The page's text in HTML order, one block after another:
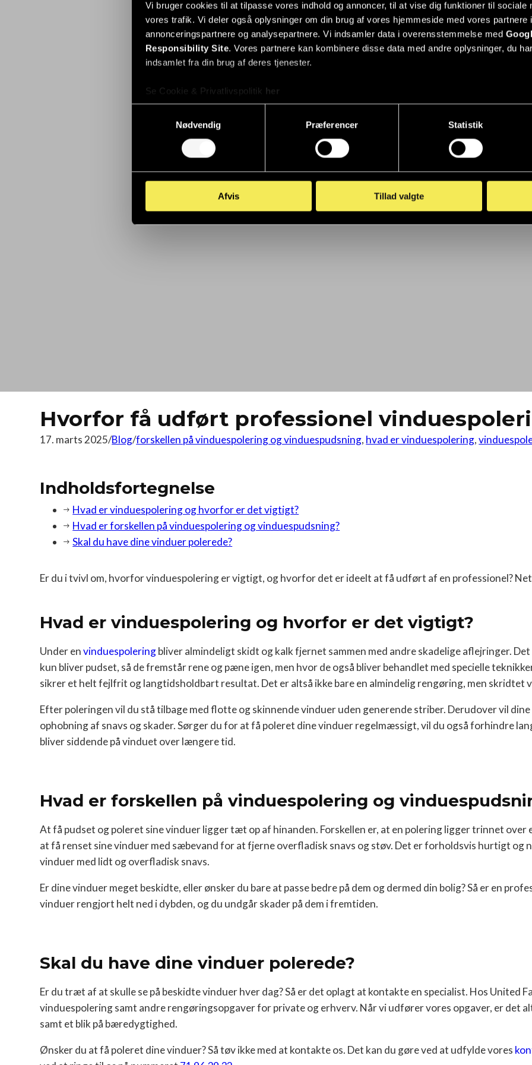
Vi bruger cookies til at tilpasse vores indhold og annoncer, til at vise dig funktioner til sociale
vores trafik. Vi deler også oplysninger om din brug af vores hjemmeside med vores partnere
annonceringspartnere og analysepartnere. Vi indsamler data i overensstemmelse med
Responsibility Site. Vores partnere kan kombinere disse data med andre oplysninger, du
indsamlet fra din brug af deres tjenester.
Se Cookie & Privatlivspolitik her
Nødvendig
Præferencer Statistik
Afvis Tillad valgte
Hvorfor få udført professionel
17. marts 2025/Blog/forskellen på vinduespolering og vinduespudsning, hvad er vinduespolering,
Indholdsfortegnelse
Hvad er vinduespolering og hvorfor er det vigtigt?
Hvad er forskellen på vinduespolering og vinduespudsning?
Skal du have dine vinduer polerede?
Er du i tvivl om, hvorfor vinduespolering er vigtigt, og hvorfor det er ideelt at få udført af en professionel?
Hvad er vinduespolering og hvorfor er det vigtigt?
Under envinduespoleringbliver almindeligt skidt og kalk fjernet sammen med andre skadelige aflejringer.
kun bliver pudset, så de fremstår rene og pæne igen, men hvor de også bliver behandlet med specielle
sikrer et helt fejlfrit og langtidsholdbart resultat. Det er altså ikke bare en almindelig rengøring, men skridtet
Efter poleringen vil du stå tilbage med flotte og skinnende vinduer uden generende striber. Derudover vil
ophobning af snavs og skader. Sørger du for at få poleret dine vinduer regelmæssigt, vil du også forhindre
bliver siddende på vinduet over længere tid.
Hvad er forskellen på vinduespolering og
At få pudset og poleret sine vinduer ligger tæt op af hinanden. Forskellen er, at en polering ligger trinnet
at få renset sine vinduer med sæbevand for at fjerne overfladisk snavs og støv. Det er forholdsvis hurtigt og
vinduer med lidt og overfladisk snavs.
Er dine vinduer meget beskidte, eller ønsker du bare at passe bedre på dem og dermed din bolig? Så er en
vinduer rengjort helt ned i dybden, og du undgår skader på dem i fremtiden.
Skal du have dine vinduer polerede?
Er du træt af at skulle se på beskidte vinduer hver dag? Så er det oplagt at kontakte en specialist. Hos United
vinduespolering samt andre rengøringsopgaver for private og erhverv. Når vi udfører vores opgaver, er det
samt et blik på bæredygtighed.
Ønsker du at få poleret dine vinduer? Så tøv ikke med at kontakte os. Det kan du gøre ved at udfylde vores